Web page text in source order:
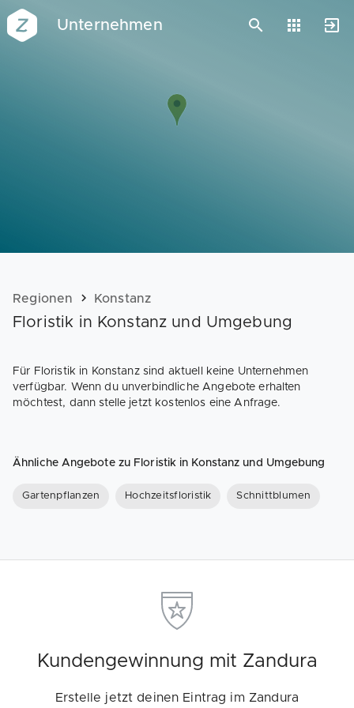
Unternehmen
Vorlagen
Regionen Konstanz
Floristik in Konstanz und Umgebung
Für Floristik in Konstanz sind aktuell keine Unternehmen
verfügbar. Wenn du unverbindliche Angebote erhalten
möchtest, dann stelle jetzt kostenlos eine Anfrage.
Ähnliche Angebote zu Floristik in Konstanz und Umgebung
Gartenpflanzen Hochzeitsfloristik Schnittblumen
Kundengewinnung mit Zandura
Erstelle jetzt deinen Eintrag im Zandura